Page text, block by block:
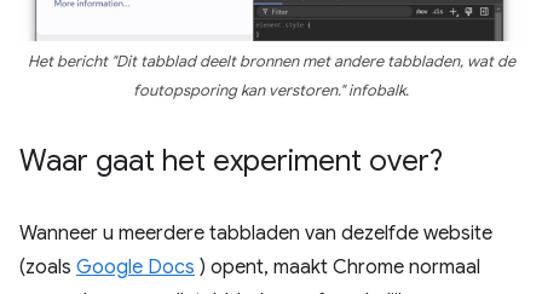
Het bericht "Dit tabblad deelt bronnen met andere tabbladen, wat de
foutopsporing kan verstoren." infobalk.
Waar gaat het experiment over?
Wanneer u meerdere tabbladen van dezelfde website
(zoals Google Docs ) opent, maakt Chrome normaal